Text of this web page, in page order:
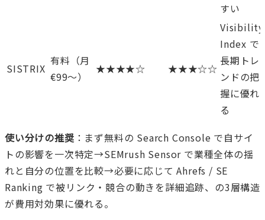
すい
SISTRIX
有料（月
€99〜）
★★★★☆ ★★★☆☆
Visibility
Index で
長期トレ
ンドの把
握に優れ
る
使い分けの推奨 ：まず無料の Search Console で自サイ
トの影響を一次特定→SEMrush Sensor で業種全体の揺
れと自分の位置を比較→必要に応じて Ahrefs / SE
Ranking で被リンク・競合の動きを詳細追跡、の3層構造
が費用対効果に優れる。